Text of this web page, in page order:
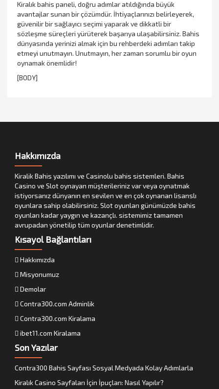
Kiralık bahis paneli, doğru adımlar atıldığında büyük
avantajlar sunan bir çözümdür. İhtiyaçlarınızı belirleyerek,
güvenilir bir sağlayıcı seçimi yaparak ve dikkatli bir
sözleşme süreçleri yürüterek başarıya ulaşabilirsiniz. Bahis
dünyasında yerinizi almak için bu rehberdeki adımları takip
etmeyi unutmayın. Unutmayın, her zaman sorumlu bir oyun
oynamak önemlidir!
[BODY]
Hakkımızda
Kiralik Bahis yazılımı ve Casinolu bahis sistemleri. Bahis
Casino ve Slot oynayan müşterileriniz var veya oynatmak
istiyorsanız dünyanın en sevilen ve en çok oynanan lisanslı
oyunlara sahip olabilirsiniz. Slot oyunları günümüzde bahis
oyunları kadar yaygın ve kazançlı. sistemimiz tamamen
avrupadan yönetilip tüm oyunlar denetimlidir.
Kısayol Bağlantıları
Hakkımızda
Misyonumuz
Demolar
Contra300.com Adminlik
Contra300.com Kiralama
ibet11.com Kiralama
Son Yazılar
Contra300 Bahis Sayfası Sosyal Medyada Kolay Adımlarla
Kiralık Casino Sayfaları İçin İpuçları: Nasıl Yapılır?